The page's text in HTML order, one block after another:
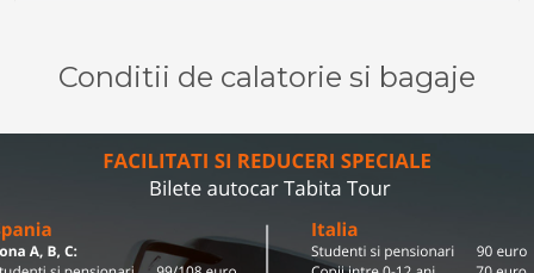
Conditii de calatorie si bagaje